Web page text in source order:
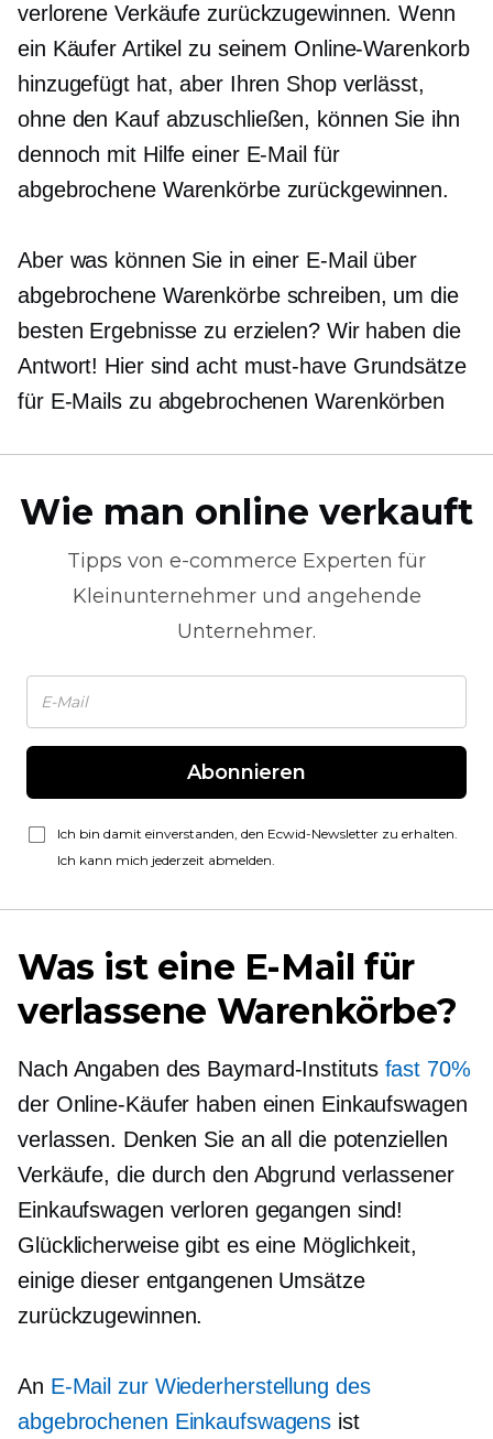
verlorene Verkäufe zurückzugewinnen. Wenn
ein Käufer Artikel zu seinem Online-Warenkorb
hinzugefügt hat, aber Ihren Shop verlässt,
ohne den Kauf abzuschließen, können Sie ihn
dennoch mit Hilfe einer E-Mail für
abgebrochene Warenkörbe zurückgewinnen.
Aber was können Sie in einer E-Mail über
abgebrochene Warenkörbe schreiben, um die
besten Ergebnisse zu erzielen? Wir haben die
Antwort! Hier sind acht must-haveGrundsätze
für E-Mails zu abgebrochenen Warenkörben
Wie man online verkauft
Tipps von e-commerce Experten für
Kleinunternehmer und angehende
Unternehmer.
Abonnieren
Ich bin damit einverstanden, den Ecwid-Newsletter zu erhalten.
Ich kann mich jederzeit abmelden.
Was ist eine E-Mail für
verlassene Warenkörbe?
Nach Angaben des Baymard-Instituts fast 70%
der Online-Käufer haben einen Einkaufswagen
verlassen. Denken Sie an all die potenziellen
Verkäufe, die durch den Abgrund verlassener
Einkaufswagen verloren gegangen sind!
Glücklicherweise gibt es eine Möglichkeit,
einige dieser entgangenen Umsätze
zurückzugewinnen.
An E-Mail zur Wiederherstellung des
abgebrochenen Einkaufswagens ist